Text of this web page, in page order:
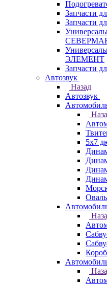
Запчасти
Запчасти
ЭЛЕМЕНТ
Запчасти
Автозвук
Назад
Автозвук
5x7